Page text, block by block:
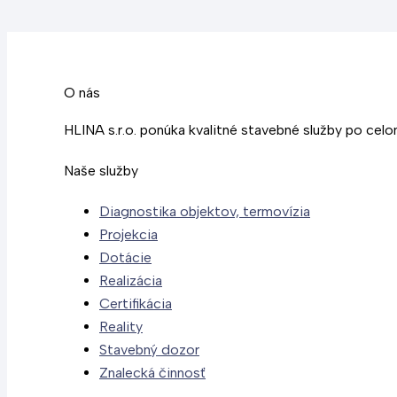
O nás
HLINA s.r.o. ponúka kvalitné stavebné služby po
Naše služby
Diagnostika objektov, termovízia
Projekcia
Dotácie
Realizácia
Certifikácia
Reality
Stavebný dozor
Znalecká činnosť